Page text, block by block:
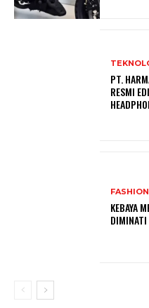
PT.
RESMI
FASHION
KEBAYA
DIMINATI